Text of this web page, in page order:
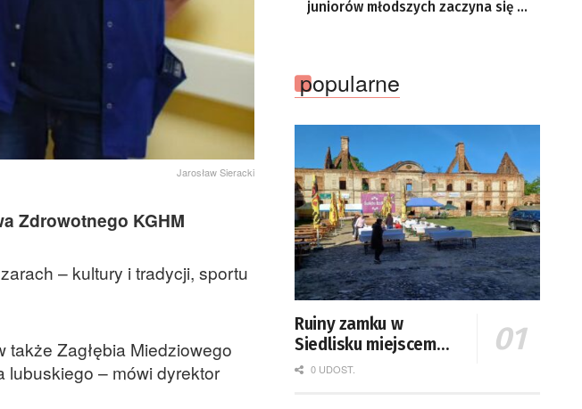
Jarosław Sieracki
Zdrowotnego KGHM
– kultury i tradycji, sportu
Zagłębia Miedziowego
lubuskiego – mówi dyrektor
juniorów młodszych zaczyna się w
popularne
Ruiny zamku w
Siedlisku miejscem
święta plonów
0 UDOST.